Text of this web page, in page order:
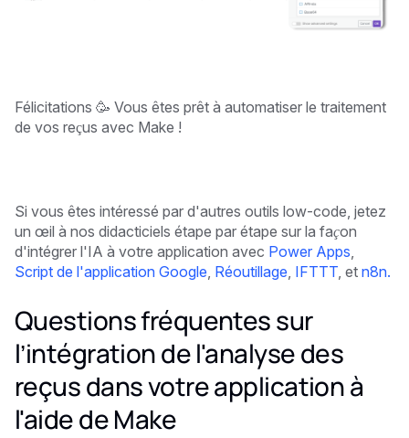
Félicitations 🥳 Vous êtes prêt à automatiser le traitement
de vos reçus avec Make !
Si vous êtes intéressé par d'autres outils low-code, jetez
un œil à nos didacticiels étape par étape sur la façon
d'intégrer l'IA à votre application avec Power Apps,
Script de l'application Google, Réoutillage, IFTTT, et n8n.
Questions fréquentes sur
l’intégration de l'analyse des
reçus dans votre application à
l'aide de Make